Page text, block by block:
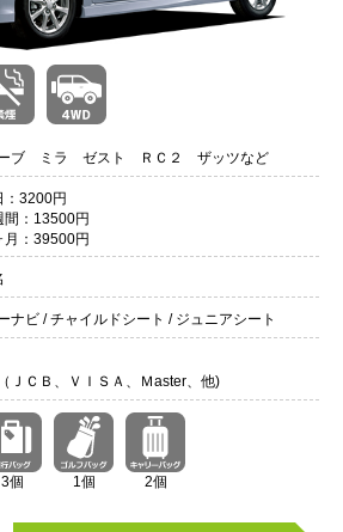
ブ ミラ ゼスト ＲＣ２ ザッツなど
：3200円
間：13500円
月：39500円
ナビ / チャイルドシート / ジュニアシート
ＪＣＢ、ＶＩＳＡ、Ｍaster、他)
3個 1個 2個